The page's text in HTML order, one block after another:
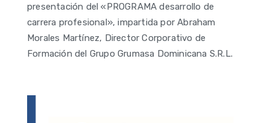
presentación del «PROGRAMA desarrollo de
carrera profesional», impartida por Abraham
Morales Martínez, Director Corporativo de
Formación del Grupo Grumasa Dominicana S.R.L.